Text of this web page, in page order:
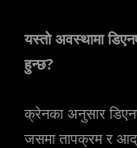
यस्तो अवस्थामा
हुन्छ?
क्रेनका अनुसार
जसमा तापक्रम र